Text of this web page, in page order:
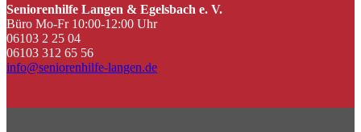
Seniorenhilfe Langen & Egelsbach e. V.
Büro Mo-Fr 10:00-12:00 Uhr
06103 2 25 04
06103 312 65 56
info@seniorenhilfe-langen.de